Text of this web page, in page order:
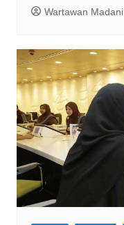
Wartawan Madani